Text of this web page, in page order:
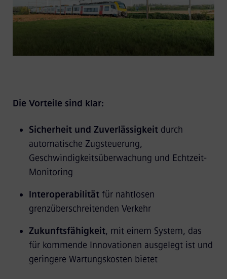
Die Vorteile sind klar:
Sicherheit und Zuverlässigkeitdurch
automatische Zugsteuerung,
Geschwindigkeitsüberwachung und Echtzeit-
Monitoring
Interoperabilitätfür nahtlosen
grenzüberschreitenden Verkehr
Zukunftsfähigkeit, mit einem System, das
für kommende Innovationen ausgelegt ist und
geringere Wartungskosten bietet